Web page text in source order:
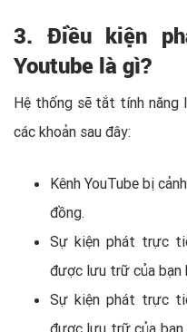
3. Điều kiện
Youtube là gì?
Hệ thống sẽ tắt tính năng
các khoản sau đây:
Kênh YouTube bị
đồng.
Sự kiện phát trực
được lưu trữ của bạn
Sự kiện phát trực
được lưu trữ của bạn